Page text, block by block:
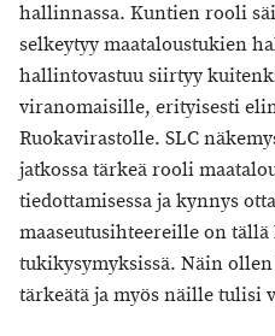
hallinnassa. Kuntien rooli
selkeytyy maataloustukien
hallintovastuu siirtyy
viranomaisille, erityisesti
Ruokavirastolle. SLC
jatkossa tärkeä rooli
tiedottamisessa ja kynnys
maaseutusihteereille on
tukikysymyksissä. Näin
tärkeätä ja myös näille tulisi